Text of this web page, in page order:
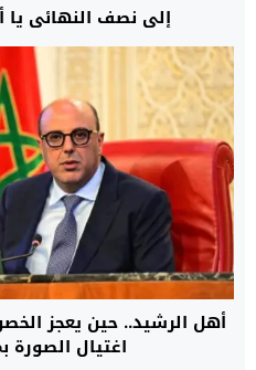
إلى نصف النهائي يا
أهل الرشيد.. حين يعجز
اغتيال